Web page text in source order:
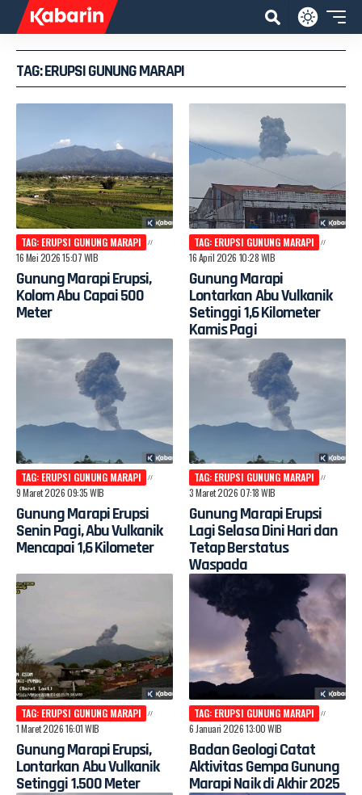
TAG: ERUPSI GUNUNG MARAPI
TAG: ERUPSI GUNUNG MARAPI
16 Mei 2026 15:07 WIB
Gunung Marapi Erupsi,
Kolom Abu Capai 500
Meter
TAG: ERUPSI GUNUNG MARAPI
16 April 2026 10:28 WIB
Gunung Marapi
Lontarkan Abu Vulkanik
Setinggi 1,6 Kilometer
Kamis Pagi
TAG: ERUPSI GUNUNG MARAPI
9 Maret 2026 09:35 WIB
Gunung Marapi Erupsi
Senin Pagi, Abu Vulkanik
Mencapai 1,6 Kilometer
TAG: ERUPSI GUNUNG MARAPI
3 Maret 2026 07:18 WIB
Gunung Marapi Erupsi
Lagi Selasa Dini Hari dan
Tetap Berstatus
Waspada
TAG: ERUPSI GUNUNG MARAPI
1 Maret 2026 16:01 WIB
Gunung Marapi Erupsi,
Lontarkan Abu Vulkanik
Setinggi 1.500 Meter
TAG: ERUPSI GUNUNG MARAPI
6 Januari 2026 13:00 WIB
Badan Geologi Catat
Aktivitas Gempa Gunung
Marapi Naik di Akhir 2025